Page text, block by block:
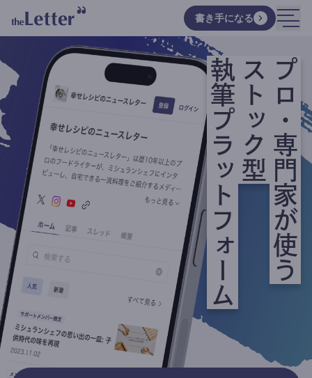
書き手になる
プロ・専門家が使う
ストック型
執筆プラットフォーム